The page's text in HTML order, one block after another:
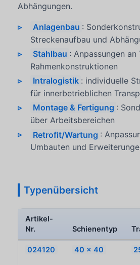
Abhängungen.
Anlagenbau :
Streckenaufbau und
Stahlbau : Anpassungen an
Rahmenkonstruktionen
Intralogistik : individuelle
für innerbetrieblichen
Montage & Fertigung :
über Arbeitsbereichen
Retrofit/Wartung :
Umbauten und
Typenübersicht
Artikel-
Nr.
Schienentyp
024120 40 x 40